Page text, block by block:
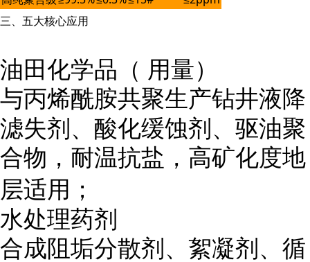
三、五大核心应用
油田化学品（ 用量）
与丙烯酰胺共聚生产钻井液降
滤失剂、酸化缓蚀剂、驱油聚
合物 ，耐温抗盐，高矿化度地
层适用；
水处理药剂
合成阻垢分散剂、絮凝剂、循